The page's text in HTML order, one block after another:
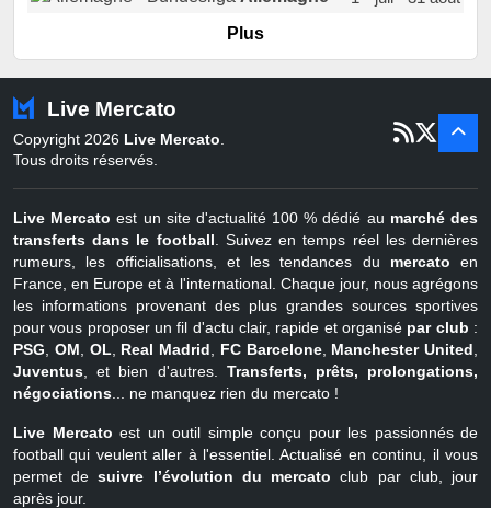
Portugal
Pays-Bas
22 juin - 2 sept
Belgique
juil - 31
Plus
Live Mercato
Copyright 2026 Live Mercato
Tous droits réservés.
Live Mercato est un site d'actualité 100 % dédié au marché des
transferts dans le football . Suivez en temps réel les dernières
rumeurs, les officialisations, et les tendances du mercato en
France, en Europe et à l'international. Chaque jour, nous agrégons
les informations provenant des plus grandes sources sportives
pour vous proposer un fil d'actu clair, rapide et organisé par club :
PSG
OM OL Real Madrid FC Barcelone, Manchester United
Juventus , et bien d'autres. Transferts, prêts, prolongations,
négociations ... ne manquez rien du mercato !
Live Mercato est un outil simple conçu pour les passionnés de
football qui veulent aller à l'essentiel. Actualisé en continu, il vous
permet desuivre l’évolution du mercato club par club, jour
après jour.